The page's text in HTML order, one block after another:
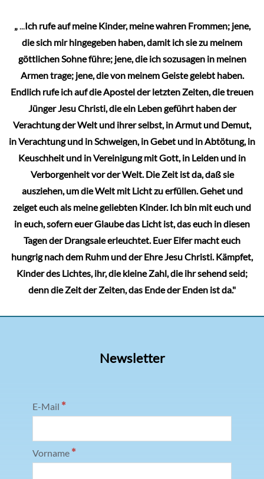
„...Ich rufe auf meine Kinder, meine wahren Frommen; jene,
die sich mir hingegeben haben, damit ich sie zu meinem
göttlichen Sohne führe; jene, die ich sozusagen in meinen
Armen trage; jene, die von meinem Geiste gelebt haben.
Endlich rufe ich auf die Apostel der letzten Zeiten, die treuen
Jünger Jesu Christi, die ein Leben geführt haben der
Verachtung der Welt und ihrer selbst, in Armut und Demut,
in Verachtung und in Schweigen, in Gebet und in Abtötung, in
Keuschheit und in Vereinigung mit Gott, in Leiden und in
Verborgenheit vor der Welt. Die Zeit ist da, daß sie
ausziehen, um die Welt mit Licht zu erfüllen. Gehet und
zeiget euch als meine geliebten Kinder. Ich bin mit euch und
in euch, sofern euer Glaube das Licht ist, das euch in diesen
Tagen der Drangsale erleuchtet. Euer Eifer macht euch
hungrig nach dem Ruhm und der Ehre Jesu Christi. Kämpfet,
Kinder des Lichtes, ihr, die kleine Zahl, die ihr sehend seid;
denn die Zeit der Zeiten, das Ende der Enden ist da."
Newsletter
E-Mail *
Vorname *